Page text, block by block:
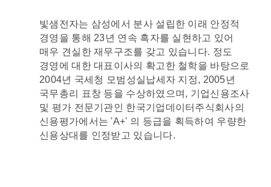
빛샘전자는 삼성에서 분사 설립한 이래 안정적
경영을 통해 23년 연속 흑자를 실현하고 있어
매우 견실한 재무구조를 갖고 있습니다. 정도
경영에 대한 대표이사의 확고한 철학을 바탕으로
2004년 국세청 모범성실납세자 지정, 2005년
국무총리 표창 등을 수상하였으며, 기업신용조사
및 평가 전문기관인 한국기업데이터주식회사의
신용평가에서는 'A+' 의 등급을 획득하여 우량한
신용상대를 인정받고 있습니다.